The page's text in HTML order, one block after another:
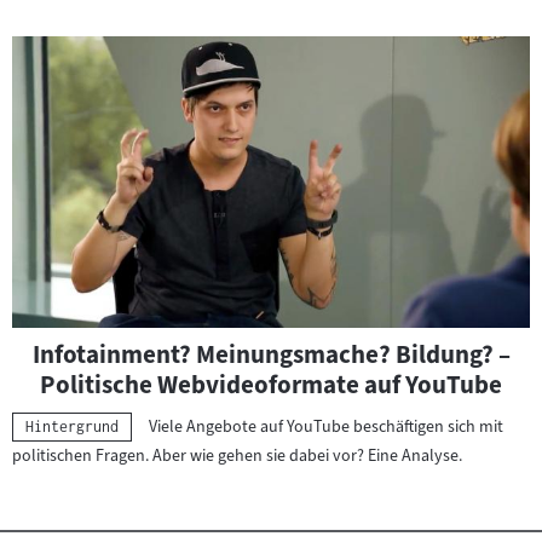
Infotainment? Meinungsmache? Bildung? –
Politische Webvideoformate auf YouTube
Kategorie:
Hintergrund
Viele Angebote auf YouTube beschäftigen sich mit
politischen Fragen. Aber wie gehen sie dabei vor? Eine Analyse.